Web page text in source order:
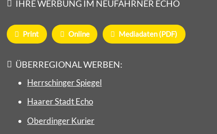
IHRE WERBUNG IM NEUFAHRNER ECHO
Print Online Mediadaten (PDF)
ÜBERREGIONAL WERBEN:
Herrschinger Spiegel
Haarer Stadt Echo
Oberdinger Kurier